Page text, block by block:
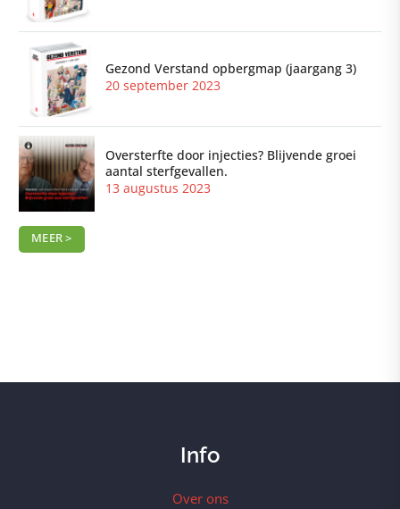
Gezond Verstand opbergmap (jaargang 3)
20 september 2023
Oversterfte door injecties? Blijvende groei
aantal sterfgevallen.
13 augustus 2023
MEER >
Info
Over ons